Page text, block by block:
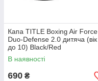
Капа TITLE Boxing Air Force
Duo-Defense 2.0 дитяча (вік
до 10) Black/Red
В наявності
690 ₴